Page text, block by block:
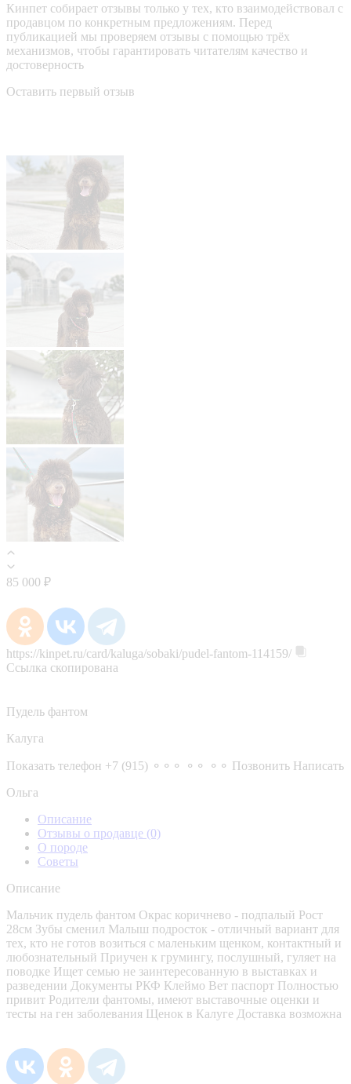
Кинпет собирает отзывы только у тех, кто взаимодействовал с
продавцом по конкретным предложениям. Перед
публикацией мы проверяем отзывы с помощью трёх
механизмов, чтобы гарантировать читателям качество и
достоверность
Оставить первый отзыв
85 000 ₽
https://kinpet.ru/card/kaluga/sobaki/pudel-fantom-114159/
Ссылка скопирована
Пудель фантом
Калуга
Показать телефон +7 (915) ⚬⚬⚬ ⚬⚬ ⚬⚬ Позвонить Написать
Ольга
Описание
Отзывы о продавце (0)
О породе
Советы
Описание
Мальчик пудель фантом Окрас коричнево - подпалый Рост
28см Зубы сменил Малыш подросток - отличный вариант для
тех, кто не готов возиться с маленьким щенком, контактный и
любознательный Приучен к грумингу, послушный, гуляет на
поводке Ищет семью не заинтересованную в выставках и
разведении Документы РКФ Клеймо Вет паспорт Полностью
привит Родители фантомы, имеют выставочные оценки и
тесты на ген заболевания Щенок в Калуге Доставка возможна